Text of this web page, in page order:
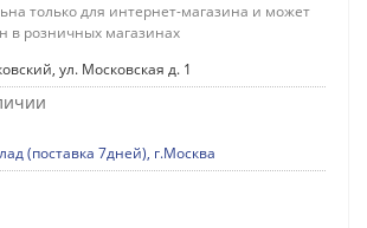
только для интернет-магазина и может
в розничных магазинах
ул. Московская д. 1
(поставка 7дней), г.Москва